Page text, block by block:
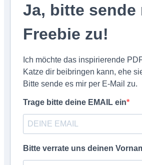
Ja, bitte sende
Freebie zu!
Ich möchte das inspirierende
Katze dir beibringen kann, ehe
Bitte sende es mir per E-Mail zu.
Trage bitte deine EMAIL ein
Bitte verrate uns deinen